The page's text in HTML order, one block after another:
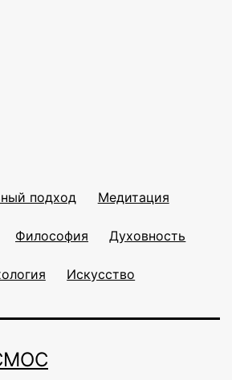
подход Медитация
Философия Духовность
Искусство